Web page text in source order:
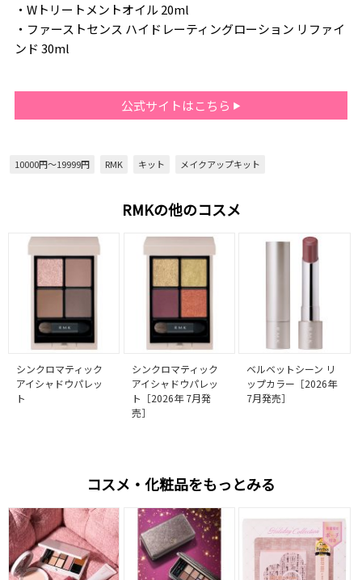
・Wトリートメントオイル 20ml
・ファーストセンス ハイドレーティングローション リファイ
ンド 30ml
公式サイトはこちら
10000円～19999円 RMK キット メイクアップキット
RMKの他のコスメ
シンクロマティック
アイシャドウパレッ
ト
シンクロマティック
アイシャドウパレッ
ト［2026年 7月発
売］
ベルベットシーン リ
ップカラー［2026年
7月発売］
コスメ・化粧品をもっとみる